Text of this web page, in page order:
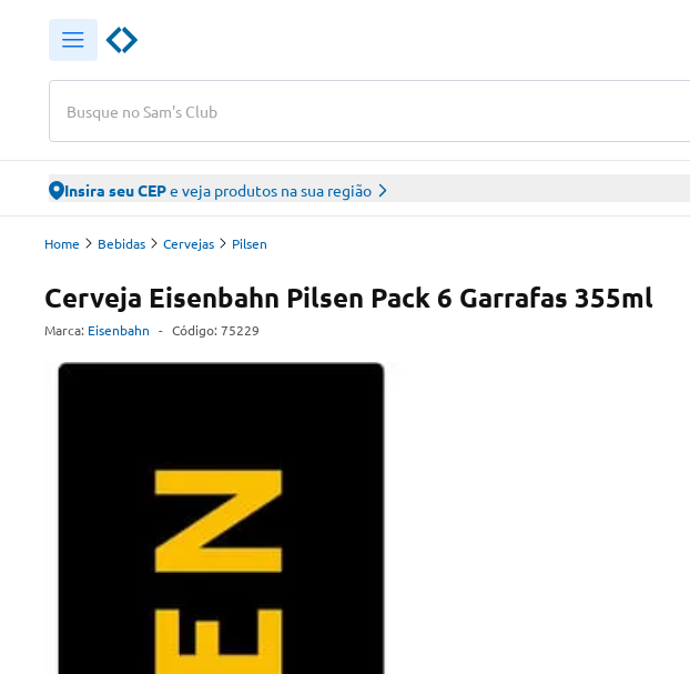
Busque no Sam's Club
Insira seu CEPe veja produtos na sua região
Home Bebidas Cervejas Pilsen
Cerveja Eisenbahn Pilsen Pack 6 Garrafas 355ml
Marca: Eisenbahn - Código: 75229